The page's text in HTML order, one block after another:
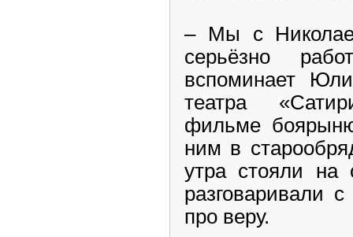
– Мы с
серьёзно
вспоминает
театра
фильме
ним в
утра стояли на
разговаривали
про веру.